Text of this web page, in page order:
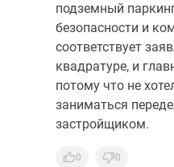
подземный
безопасности и
соответствует
квадратуре, и
потому что не
заниматься
застройщиком.
0 0